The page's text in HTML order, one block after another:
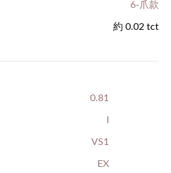
6-爪款
約 0.02 tct
0.81
VS1
EX